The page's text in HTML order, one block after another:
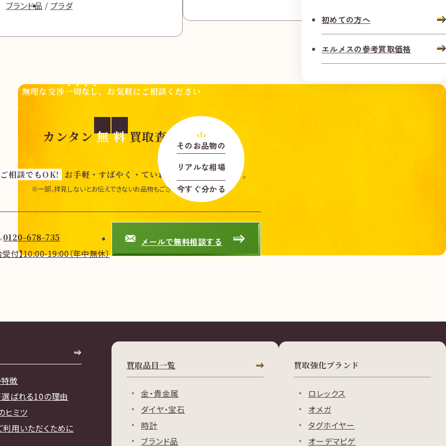
ブランド品 プラダ
無理な交渉一切なし、お気軽にご相談ください
そのお品物の
リアルな相場
今すぐ分かる
カンタン 無 料 買取査定
相談でもOK! お手軽・すばやく・ていねいに査定いたします。
※一部、拝見しないとお伝えできないお品物もございます。
0120-678-735
受付】10:00-19:00（年中無休）
メールで無料相談する
初めての方へ
エルメスの参考買取価格
徴
選ばれる10の理由
ヒミツ
利用いただくために
買取品目一覧
金・貴金属
ダイヤ・宝石
時計
ブランド品
買取強化ブランド
ロレックス
オメガ
タグホイヤー
オーデマピゲ